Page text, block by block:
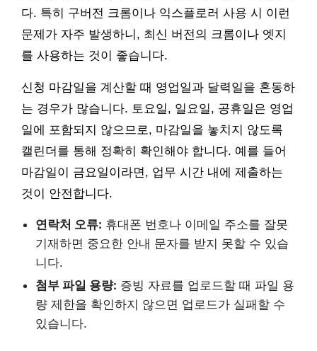
다. 특히 구버전 크롬이나 익스플로러 사용 시 이런
문제가 자주 발생하니, 최신 버전의 크롬이나 엣지
를 사용하는 것이 좋습니다.
신청 마감일을 계산할 때 영업일과 달력일을 혼동하
는 경우가 많습니다. 토요일, 일요일, 공휴일은 영업
일에 포함되지 않으므로, 마감일을 놓치지 않도록
캘린더를 통해 정확히 확인해야 합니다. 예를 들어
마감일이 금요일이라면, 업무 시간 내에 제출하는
것이 안전합니다.
연락처 오류: 휴대폰 번호나 이메일 주소를 잘못
기재하면 중요한 안내 문자를 받지 못할 수 있습
니다.
첨부 파일 용량: 증빙 자료를 업로드할 때 파일 용
량 제한을 확인하지 않으면 업로드가 실패할 수
있습니다.